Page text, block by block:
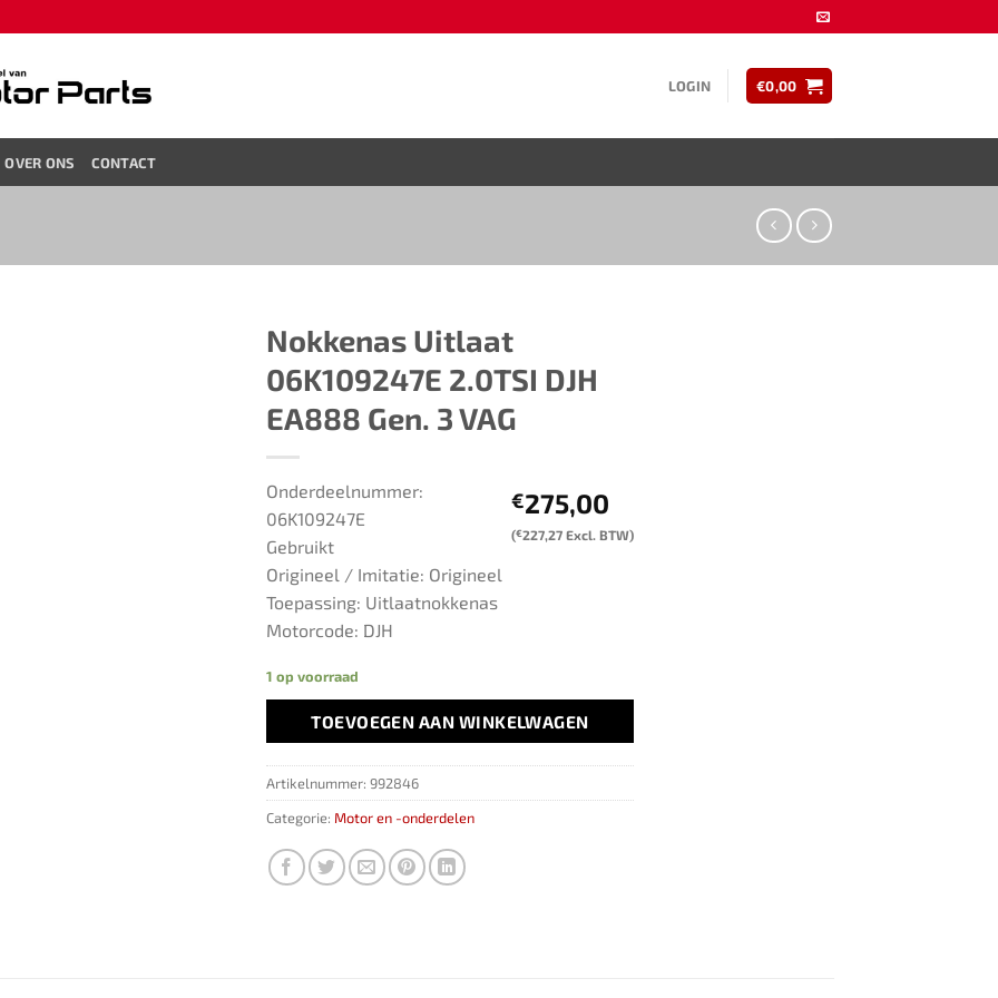
LOGIN €0,00
OVER ONS CONTACT
Nokkenas Uitlaat
06K109247E 2.0TSI DJH
EA888 Gen. 3 VAG
€275,00
(€227,27 Excl. BTW)
Onderdeelnummer:
06K109247E
Gebruikt
Origineel / Imitatie: Origineel
Toepassing: Uitlaatnokkenas
Motorcode: DJH
1 op voorraad
TOEVOEGEN AAN WINKELWAGEN
Artikelnummer: 992846
Categorie: Motor en -onderdelen